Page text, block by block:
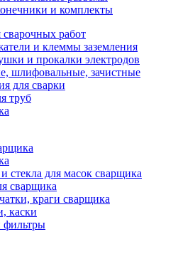
и комплекты
работ
и клеммы заземления
и прокалки электродов
шлифовальные, зачистные
для сварки
труб
стекла для масок сварщика
сварщика
краги сварщика
каски
фильтры